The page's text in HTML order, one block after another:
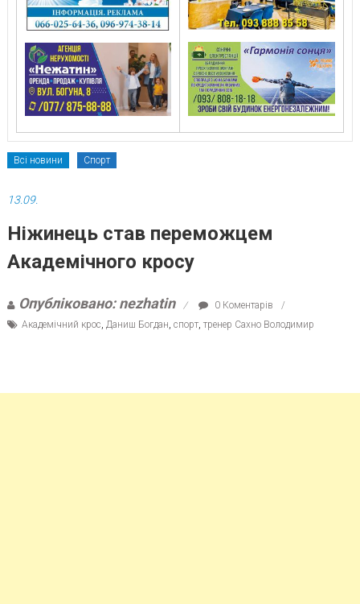
Всі новини Спорт
13.09.
Ніжинець став переможцем
Академічного кросу
Опубліковано: nezhatin
0 Коментарів
Академічний крос, Даниш Богдан, спорт, тренер Сахно Володимир